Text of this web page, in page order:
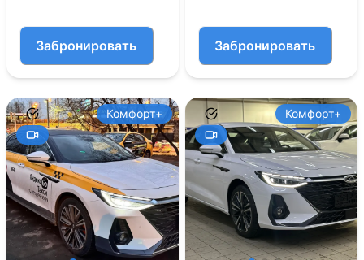
Забронировать Забронировать
Комфорт+ Комфорт+